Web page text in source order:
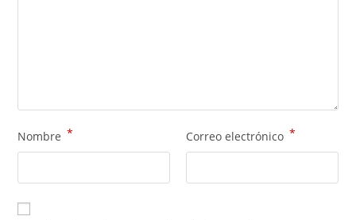
Nombre * Correo electrónico *